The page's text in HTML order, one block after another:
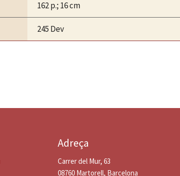
162 p.; 16 cm
245 Dev
Adreça
Carrer del Mur, 63
08760 Martorell, Barcelona